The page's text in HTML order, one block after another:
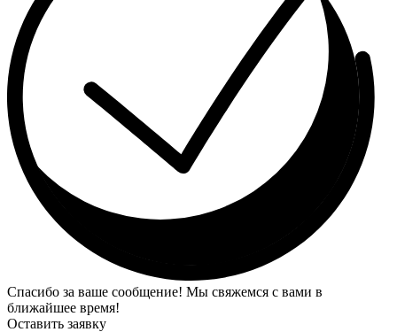
Спасибо за ваше сообщение! Мы свяжемся с вами в
ближайшее время!
Оставить заявку